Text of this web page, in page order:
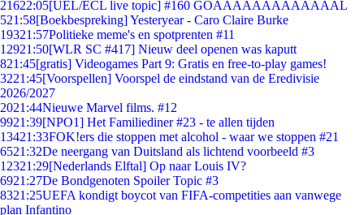
21622:05[UEL/ECL live topic] #160 GOAAAAAAAAAAAAAL
521:58[Boekbespreking] Yesteryear - Caro Claire Burke
19321:57Politieke meme's en spotprenten #11
12921:50[WLR SC #417] Nieuw deel openen was kaputt
821:45[gratis] Videogames Part 9: Gratis en free-to-play games!
3221:45[Voorspellen] Voorspel de eindstand van de Eredivisie
2026/2027
2021:44Nieuwe Marvel films. #12
9921:39[NPO1] Het Familiediner #23 - te allen tijden
13421:33FOK!ers die stoppen met alcohol - waar we stoppen #21
6521:32De neergang van Duitsland als lichtend voorbeeld #3
12321:29[Nederlands Elftal] Op naar Louis IV?
6921:27De Bondgenoten Spoiler Topic #3
8321:25UEFA kondigt boycot van FIFA-competities aan vanwege
plan Infantino